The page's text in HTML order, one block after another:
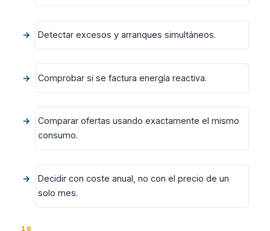
Detectar excesos y arranques simultáneos.
Comprobar si se factura energía reactiva.
Comparar ofertas usando exactamente el mismo
consumo.
Decidir con coste anual, no con el precio de un
solo mes.